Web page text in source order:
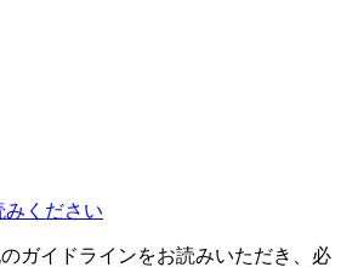
みください
ガイドラインをお読みいただき、必